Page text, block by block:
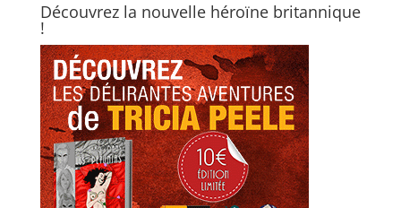
Découvrez la nouvelle héroïne britannique
!